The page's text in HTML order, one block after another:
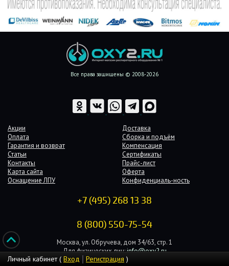
Все права защищены © 2008-2026
Акции
Доставка
Оплата
Сборка и подъём
Гарантия и возврат
Компенсация
Статьи
Сертификаты
Контакты
Прайс-лист
Карта сайта
Оферта
Оснащение ЛПУ
Конфиденциаль-ность
+7 (495) 268 13 38
8 (800) 550-75-54
Москва, ул. Обручева, дом 34/63, стр. 1
Для физических лиц:info@oxy2.ru
Для юридических лиц:
Личный кабинет ( Вход Регистрация )